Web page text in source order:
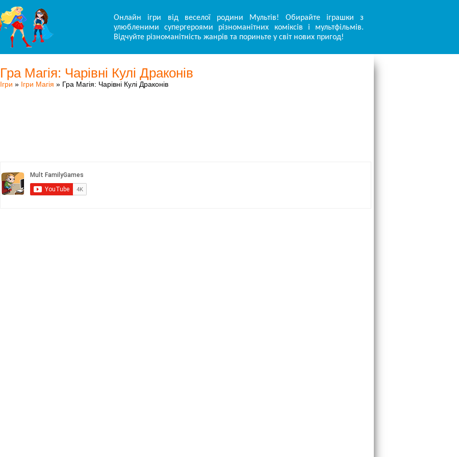
Онлайн ігри від веселої родини Мультів! Обирайте іграшки з
улюбленими супергероями різноманітних коміксів і мультфільмів.
Відчуйте різноманітність жанрів та пориньте у світ нових пригод!
Гра Магія: Чарівні Кулі Драконів
Ігри » Ігри Магія » Гра Магія: Чарівні Кулі Драконів